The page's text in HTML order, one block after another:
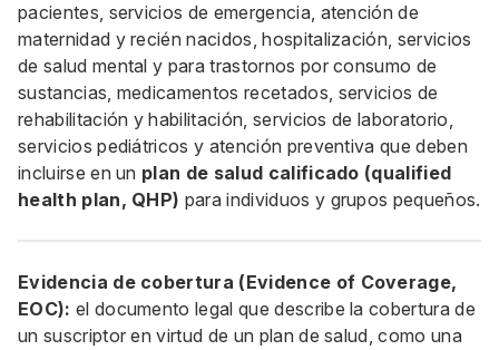
pacientes, servicios de emergencia, atención de
maternidad y recién nacidos, hospitalización, servicios
de salud mental y para trastornos por consumo de
sustancias, medicamentos recetados, servicios de
rehabilitación y habilitación, servicios de laboratorio,
servicios pediátricos y atención preventiva que deben
incluirse en un plan de salud calificado (qualified
health plan, QHP) para individuos y grupos pequeños.
Evidencia de cobertura (Evidence of Coverage,
EOC): el documento legal que describe la cobertura de
un suscriptor en virtud de un plan de salud, como una